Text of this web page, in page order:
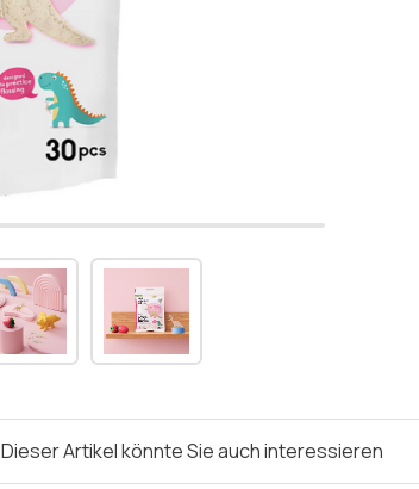
Dieser Artikel könnte Sie auch interessieren